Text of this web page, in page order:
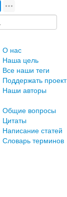
О нас
Наша цель
Все наши теги
Поддержать проект
Наши авторы
Общие вопросы
Цитаты
Написание статей
Словарь терминов